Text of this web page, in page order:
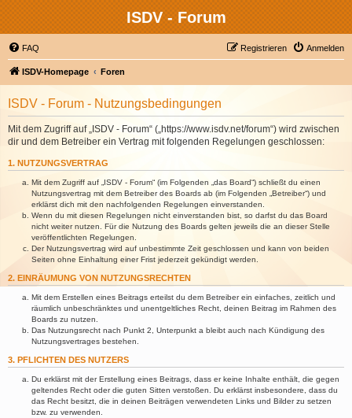
ISDV - Forum
FAQ Anmelden
Registrieren
ISDV-Homepage Foren
ISDV - Forum - Nutzungsbedingungen
Mit dem Zugriff auf „ISDV - Forum“ („https://www.isdv.net/forum“) wird zwischen
dir und dem Betreiber ein Vertrag mit folgenden Regelungen geschlossen:
1. NUTZUNGSVERTRAG
Mit dem Zugriff auf „ISDV - Forum“ (im Folgenden „das Board“) schließt du einen
Nutzungsvertrag mit dem Betreiber des Boards ab (im Folgenden „Betreiber“) und
erklärst dich mit den nachfolgenden Regelungen einverstanden.
Wenn du mit diesen Regelungen nicht einverstanden bist, so darfst du das Board
nicht weiter nutzen. Für die Nutzung des Boards gelten jeweils die an dieser Stelle
veröffentlichten Regelungen.
Der Nutzungsvertrag wird auf unbestimmte Zeit geschlossen und kann von beiden
Seiten ohne Einhaltung einer Frist jederzeit gekündigt werden.
2. EINRÄUMUNG VON NUTZUNGSRECHTEN
Mit dem Erstellen eines Beitrags erteilst du dem Betreiber ein einfaches, zeitlich und
räumlich unbeschränktes und unentgeltliches Recht, deinen Beitrag im Rahmen des
Boards zu nutzen.
Das Nutzungsrecht nach Punkt 2, Unterpunkt a bleibt auch nach Kündigung des
Nutzungsvertrages bestehen.
3. PFLICHTEN DES NUTZERS
Du erklärst mit der Erstellung eines Beitrags, dass er keine Inhalte enthält, die gegen
geltendes Recht oder die guten Sitten verstoßen. Du erklärst insbesondere, dass du
das Recht besitzt, die in deinen Beiträgen verwendeten Links und Bilder zu setzen
bzw. zu verwenden.